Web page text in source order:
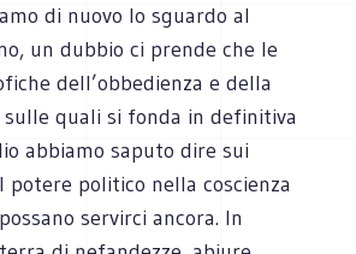
di nuovo lo sguardo al
un dubbio ci prende che le
dell’obbedienza e della
sulle quali si fonda in definitiva
abbiamo saputo dire sui
politico nella coscienza
servirci ancora. In